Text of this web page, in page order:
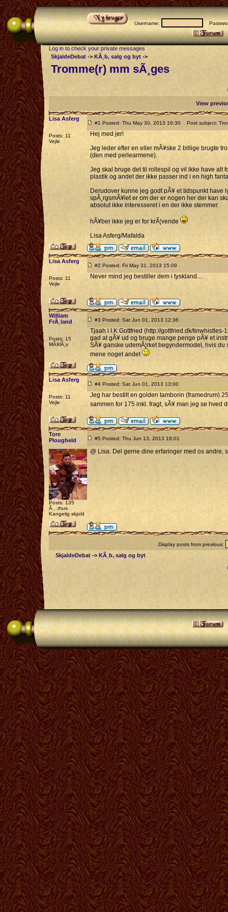
Username:
Log in to check your private messages
SkjaldeDebat -> KÃ¸b, salg og byt ->
Tromme(r) mm sÃ¸ges
View
Lisa Asferg
Posts: 11
Vejle
#1 Posted: Thu May 30, 2013 16:30 Post subject:
Hej med jer!
Jeg leder efter en eller mÃ¥ske 2 billige brugte
(den med perlearmene).
Jeg skal bruge det til rollespil og vil ikke have alt
plastik og andet der ikke passer ind i en high
Derudover kunne jeg godt pÃ¥ et tidspunkt have
spÃ¸rgsmÃ¥let er om der er nogen her der kan
absolut ikke interesseret i en der ikke stemmer.
hÃ¥ber ikke jeg er for krÃ¦vende
Lisa Asferg/Mafalda
Lisa Asferg
Posts: 11
Vejle
#2 Posted: Fri May 31, 2013 15:09
Never mind jeg bestiller dem i tyskland....
William
FrÃ¸land
Posts: 15
MÃ¥lÃ¸v
#3 Posted: Sat Jun 01, 2013 12:36
Tjaah i I.K Gottfried (http://gottfried.dk/
gad at gÃ¥ ud og bruge mange penge pÃ¥ et
SÃ¥ ganske udemÃ¦rket begyndermodel, hvis
mene noget andet
Lisa Asferg
Posts: 11
Vejle
#4 Posted: Sat Jun 01, 2013 13:00
Jeg har bestilt en golden tamborin (framedrum)
sammen for 175 inkl. fragt, sÃ¥ man jeg se hved
Tore
Plougheld
Posts: 135
Ã…rhus
Kangelig skjold
#5 Posted: Thu Jun 13, 2013 18:01
@ Lisa: Del gerne dine erfaringer med os andre,
Display posts from previous:
SkjaldeDebat -> KÃ¸b, salg og byt